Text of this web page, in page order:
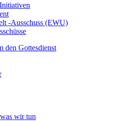
-Ausschuss (EWU)
den Gottesdienst
wir tun